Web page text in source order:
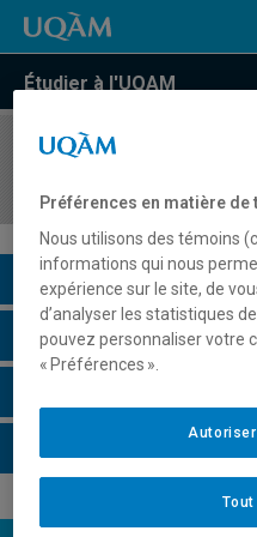
Étudier à l'UQAM
COURS//
Description du cours
Horaire - Été 2026
Préférences en matière de
Nous utilisons des témoins
informations qui nous
expérience sur le site, de
d’analyser les statistiques
pouvez personnaliser votre
« Préférences ».